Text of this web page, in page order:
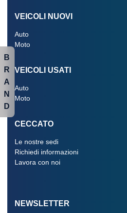
VEICOLI NUOVI
Auto
Moto
VEICOLI USATI
Auto
Moto
CECCATO
Le nostre sedi
Richiedi informazioni
Lavora con noi
NEWSLETTER
B
R
A
N
D